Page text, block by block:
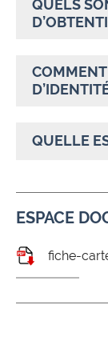
QUELS
COMMENT
QUELLE
ESPACE
fiche-